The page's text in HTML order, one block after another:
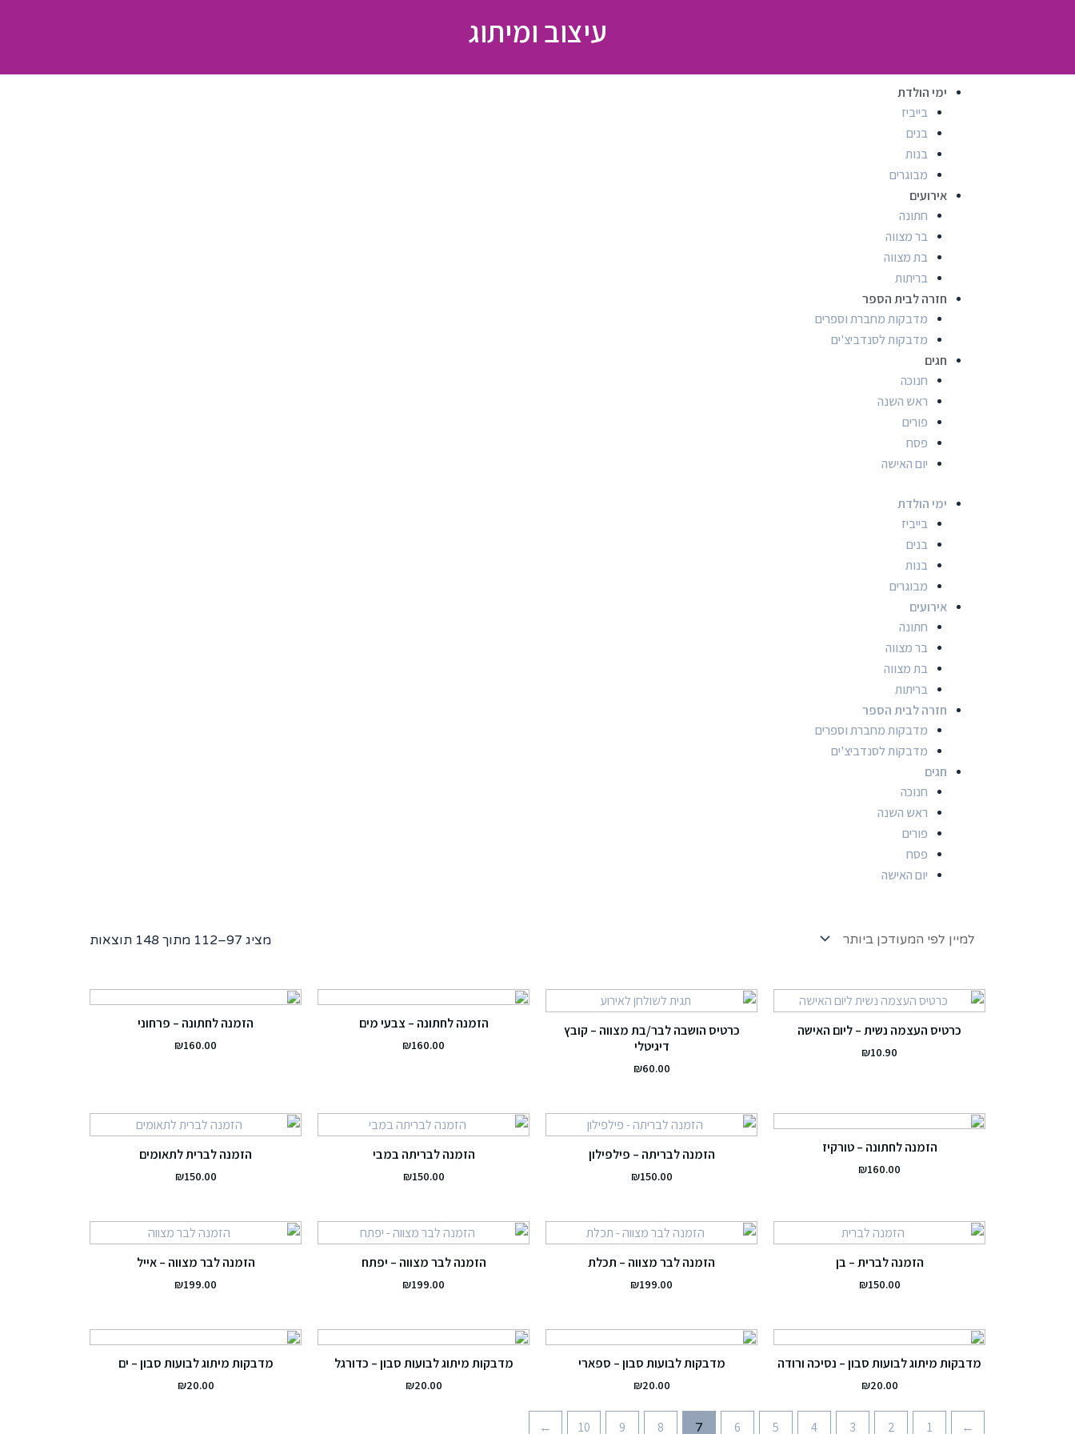
עיצוב ומיתוג
ימי הולדת
בייביז
בנים
בנות
מבוגרים
אירועים
חתונה
בר מצווה
בת מצווה
בריתות
חזרה לבית הספר
מדבקות מחברת וספרים
מדבקות לסנדביצ'ים
חגים
חנוכה
ראש השנה
פורים
פסח
יום האישה
ימי הולדת
בייביז
בנים
בנות
מבוגרים
אירועים
חתונה
בר מצווה
בת מצווה
בריתות
חזרה לבית הספר
מדבקות מחברת וספרים
מדבקות לסנדביצ'ים
חגים
חנוכה
ראש השנה
פורים
פסח
יום האישה
מציג 97–112 מתוך 148 תוצאות
כרטיס העצמה נשית – ליום האישה
₪10.90
כרטיס הושבה לבר/בת מצווה – קובץ
דיגיטלי
₪60.00
הזמנה לחתונה – צבעי מים
₪160.00
הזמנה לחתונה – פרחוני
₪160.00
הזמנה לחתונה – טורקיז
₪160.00
הזמנה לבריתה – פילפילון
₪150.00
הזמנה לבריתה במבי
₪150.00
הזמנה לברית לתאומים
₪150.00
הזמנה לברית – בן
₪150.00
הזמנה לבר מצווה – תכלת
₪199.00
הזמנה לבר מצווה – יפתח
₪199.00
הזמנה לבר מצווה – אייל
₪199.00
מדבקות מיתוג לבועות סבון – נסיכה ורודה
₪20.00
מדבקות לבועות סבון – ספארי
₪20.00
מדבקות מיתוג לבועות סבון – כדורגל
₪20.00
מדבקות מיתוג לבועות סבון – ים
₪20.00
→
1
2
3
4
5
6
7
8
9
10
←